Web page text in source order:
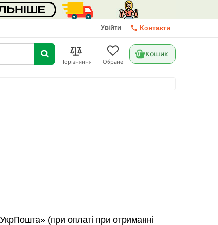
Увійти Контакти
Порівняння Обране
Кошик
(при оплаті при отриманні